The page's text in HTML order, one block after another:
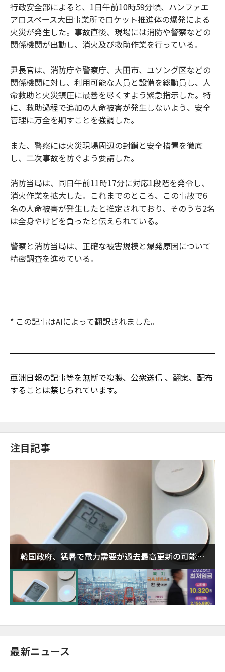
行政安全部によると、1日午前10時59分頃、ハンファエ
アロスペース大田事業所でロケット推進体の爆発による
火災が発生した。事故直後、現場には消防や警察などの
関係機関が出動し、消火及び救助作業を行っている。
尹長官は、消防庁や警察庁、大田市、ユソング区などの
関係機関に対し、利用可能な人員と設備を総動員し、人
命救助と火災鎮圧に最善を尽くすよう緊急指示した。特
に、救助過程で追加の人命被害が発生しないよう、安全
管理に万全を期すことを強調した。
また、警察には火災現場周辺の封鎖と安全措置を徹底
し、二次事故を防ぐよう要請した。
消防当局は、同日午前11時17分に対応1段階を発令し、
消火作業を拡大した。これまでのところ、この事故で6
名の人命被害が発生したと推定されており、そのうち2名
は全身やけどを負ったと伝えられている。
警察と消防当局は、正確な被害規模と爆発原因について
精密調査を進めている。
* この記事はAIによって翻訳されました。
亜洲日報の記事等を無断で複製、公衆送信 、翻案、配布
することは禁じられています。
注目記事
韓国政府、猛暑で電力需要が過去最高更新の可能性
に需給対応体制を点検
最新ニュース